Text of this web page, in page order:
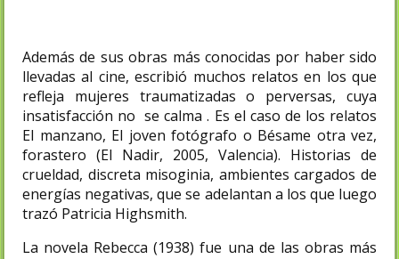
Además de sus obras más conocidas por haber sido
llevadas al cine, escribió muchos relatos en los que
refleja mujeres traumatizadas o perversas, cuya
insatisfacción no se calma . Es el caso de los relatos
El manzano, El joven fotógrafo o Bésame otra vez,
forastero (El Nadir, 2005, Valencia). Historias de
crueldad, discreta misoginia, ambientes cargados de
energías negativas, que se adelantan a los que luego
trazó Patricia Highsmith.
La novela Rebecca (1938) fue una de las obras más